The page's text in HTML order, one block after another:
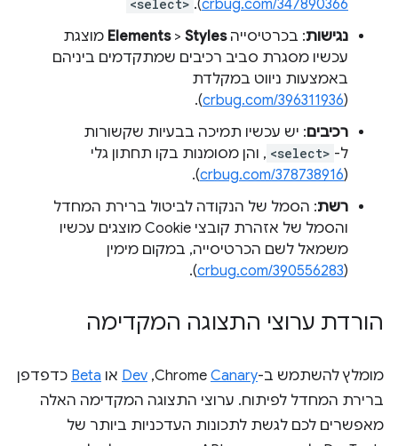
crbug.com/347890366
).
<select>
נגישות: בכרטיסייה Elements> Styles
מוצגת
עכשיו מסגרת סביב רכיבים שמתקדמים ביניהם
באמצעות ניווט במקלדת
(
crbug.com/396311936
).
רכיבים: יש עכשיו תמיכה בבעיות שקשורות
ל- <select> , והן מסומנות בקו תחתון גלי
(
crbug.com/378738916
).
רשת: הסמל של הנקודה לביטול ברירת המחדל
והסמל של אזהרת קובצי Cookie מוצגים עכשיו
משמאל לשם הכרטיסייה, במקום מימין
(
crbug.com/390556283
).
הורדת ערוצי התצוגה המקדימה
מומלץ להשתמש ב-ChromeCanary
,‏
Dev או Beta כדפדפן
ברירת המחדל לפיתוח. ערוצי התצוגה המקדימה האלה
מאפשרים לכם לגשת לתכונות העדכניות ביותר של